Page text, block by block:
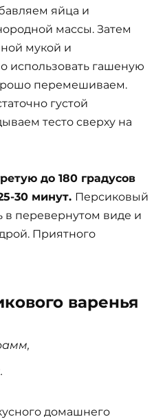
яйца и
массы. Затем
мукой и
использовать гашеную
перемешиваем.
густой
тесто сверху на
до 180 градусов
30 минут. Персиковый
в перевернутом виде и
Приятного
варенья
домашнего